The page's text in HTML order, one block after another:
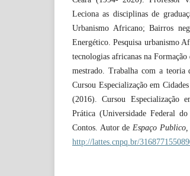
Leciona as disciplinas de
Urbanismo Africano; Bairros
Energético. Pesquisa urbanismo
tecnologias africanas na
mestrado. Trabalha com a teoria
Cursou Especialização em
(2016). Cursou Especialização
Prática (Universidade Federal
Contos. Autor de Espaço Publico,
http://lattes.cnpq.br/